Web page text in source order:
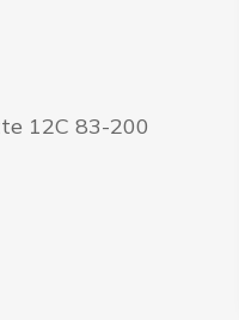
12C 83-200